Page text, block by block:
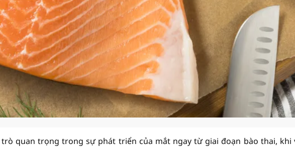
trò quan trọng trong sự phát triển của mắt ngay từ giai đoạn bào thai, khi